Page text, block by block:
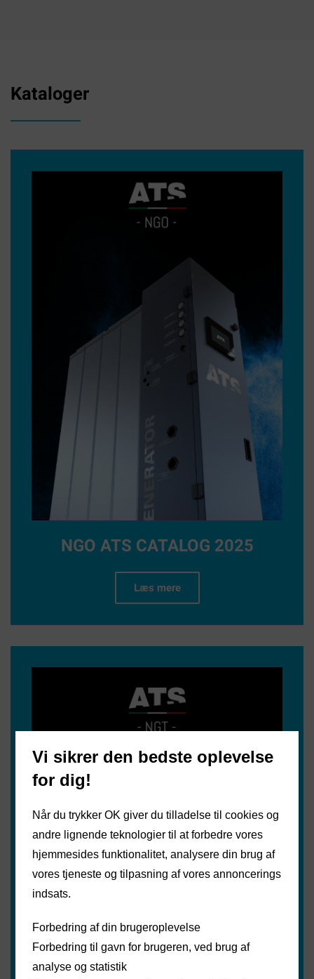
Kataloger
NGO ATS CATALOG 2025
Læs mere
Vi sikrer den bedste oplevelse
for dig!
Når du trykker OK giver du tilladelse til cookies og
andre lignende teknologier til at forbedre vores
hjemmesides funktionalitet, analysere din brug af
vores tjeneste og tilpasning af vores annoncerings
indsats.
Forbedring af din brugeroplevelse
Forbedring til gavn for brugeren, ved brug af
analyse og statistik